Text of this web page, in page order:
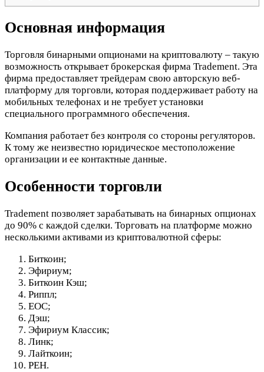
Основная информация
Торговля бинарными опционами на криптовалюту – такую
возможность открывает брокерская фирма Tradement. Эта
фирма предоставляет трейдерам свою авторскую веб-
платформу для торговли, которая поддерживает работу на
мобильных телефонах и не требует установки
специального программного обеспечения.
Компания работает без контроля со стороны регуляторов.
К тому же неизвестно юридическое местоположение
организации и ее контактные данные.
Особенности торговли
Tradement позволяет зарабатывать на бинарных опционах
до 90% с каждой сделки. Торговать на платформе можно
несколькими активами из криптовалютной сферы:
Биткоин;
Эфириум;
Биткоин Кэш;
Риппл;
ЕОС;
Дэш;
Эфириум Классик;
Линк;
Лайткоин;
РЕН.